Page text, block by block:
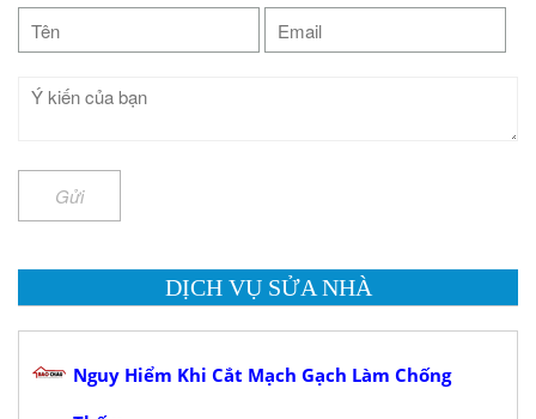
Gửi
DỊCH VỤ SỬA NHÀ
Nguy Hiểm Khi Cắt Mạch Gạch Làm Chống